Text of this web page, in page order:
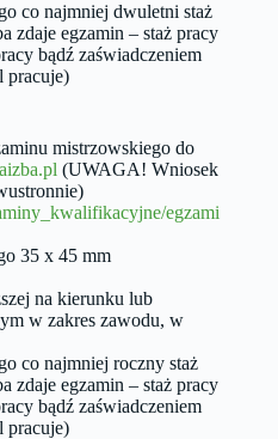
co najmniej dwuletni staż
zdaje egzamin – staż pracy
bądź zaświadczeniem
pracuje)
mistrzowskiego do
(UWAGA! Wniosek
egzami
35 x 45 mm
na kierunku lub
w zakres zawodu, w
co najmniej roczny staż
zdaje egzamin – staż pracy
bądź zaświadczeniem
pracuje)